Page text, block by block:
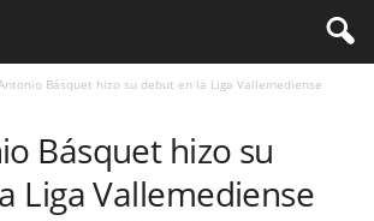
Básquet hizo su debut en la Liga Vallemediense
Básquet hizo su
Liga Vallemediense